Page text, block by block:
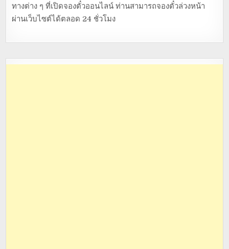
ทางต่าง ๆ ที่เปิดจองตั๋วออนไลน์ ท่านสามารถจองตั๋วล่วงหน้า
ผ่านเว็บไซต์ได้ตลอด 24 ชั่วโมง